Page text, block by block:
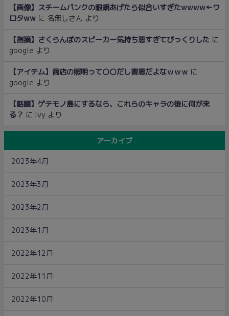
【画像】スチームパンクの眼鏡あげたら似合いすぎたwwww←ワ
ロタww に 名無しさん より
【指摘】さくらんぼのスピーカー気持ち悪すぎてびっくりした に
google より
【アイテム】商店の照明って〇〇だし害悪だよなｗｗｗ に
google より
【話題】ゲテモノ島にするなら、これらのキャラの後に何が来
る？ に Ivy より
アーカイブ
2023年4月
2023年3月
2023年2月
2023年1月
2022年12月
2022年11月
2022年10月